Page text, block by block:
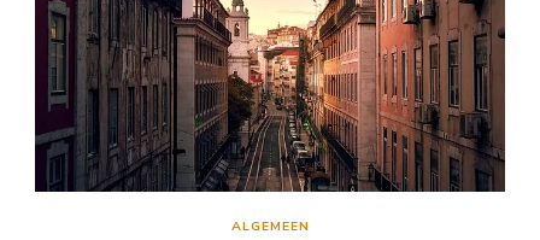
ALGEMEEN